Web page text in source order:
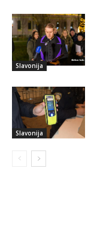
Slavonija
Slavonija